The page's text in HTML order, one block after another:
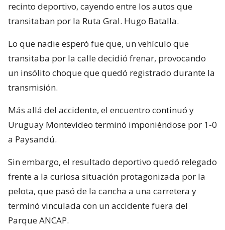
recinto deportivo, cayendo entre los autos que
transitaban por la Ruta Gral. Hugo Batalla.
Lo que nadie esperó fue que, un vehículo que
transitaba por la calle decidió frenar, provocando
un insólito choque que quedó registrado durante la
transmisión.
Más allá del accidente, el encuentro continuó y
Uruguay Montevideo terminó imponiéndose por 1-0
a Paysandú.
Sin embargo, el resultado deportivo quedó relegado
frente a la curiosa situación protagonizada por la
pelota, que pasó de la cancha a una carretera y
terminó vinculada con un accidente fuera del
Parque ANCAP.